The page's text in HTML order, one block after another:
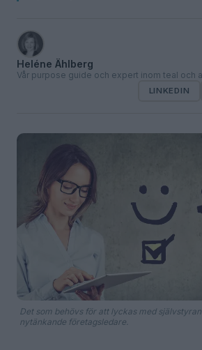
Heléne Ählberg
Vår purpose guide och expert inom teal och
LINKEDIN
Det som behövs för att lyckas med
nytänkande företagsledare.